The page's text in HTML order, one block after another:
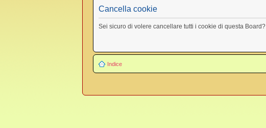
Cancella cookie
Sei sicuro di volere cancellare tutti i cookie di questa Board?
Indice